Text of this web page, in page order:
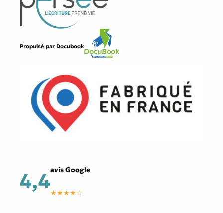
Propulsé par Docubook
4,4avis Google
★★★★☆